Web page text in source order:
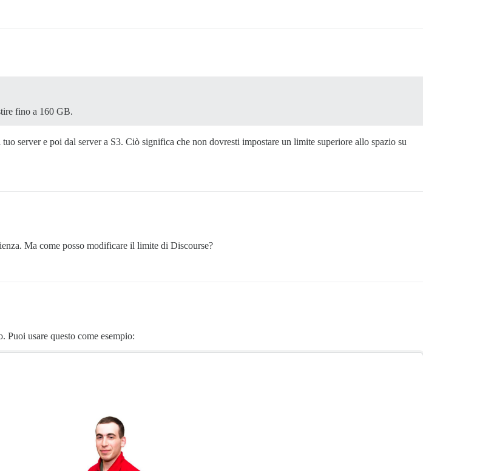
fino a 160 GB.
server e poi dal server a S3. Ciò significa che non dovresti impostare un limite superiore allo spazio su
Ma come posso modificare il limite di Discourse?
Puoi usare questo come esempio: